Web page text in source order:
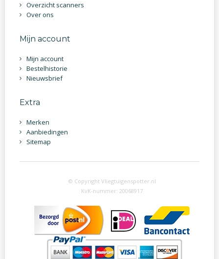
Overzicht scanners
Over ons
Mijn account
Mijn account
Bestelhistorie
Nieuwsbrief
Extra
Merken
Aanbiedingen
Sitemap
© Copyright Vliegtuigenspotter.nl
KvK-nummer: 20068917